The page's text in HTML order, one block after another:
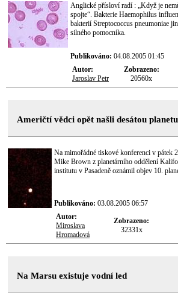
Anglické přísloví radí : „Když je
spojte“. Bakterie Haemophilus
bakterií Streptococcus pneumoniae
silného pomocníka.
Publikováno: 04.08.2005 01:45
Autor:
Jaroslav Petr
Zobrazeno:
20560x
Američtí vědci opět našli desátou planetu
Na mimořádné tiskové konferenci v pátek
Mike Brown z planetárního oddělení
institutu v Pasadeně oznámil objev 10.
Publikováno: 03.08.2005 06:57
Autor:
Miroslava
Hromadová
Zobrazeno:
32331x
Na Marsu existuje vodní led